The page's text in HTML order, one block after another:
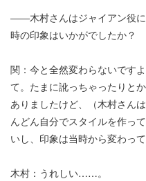
――木村さんはジャイアン役
時の印象はいかがでしたか？
関：今と全然変わらないです
て。たまに訛っちゃったりと
ありましたけど、（木村さん
んどん自分でスタイルを作っ
いし、印象は当時から変わって
木村：うれしい……。